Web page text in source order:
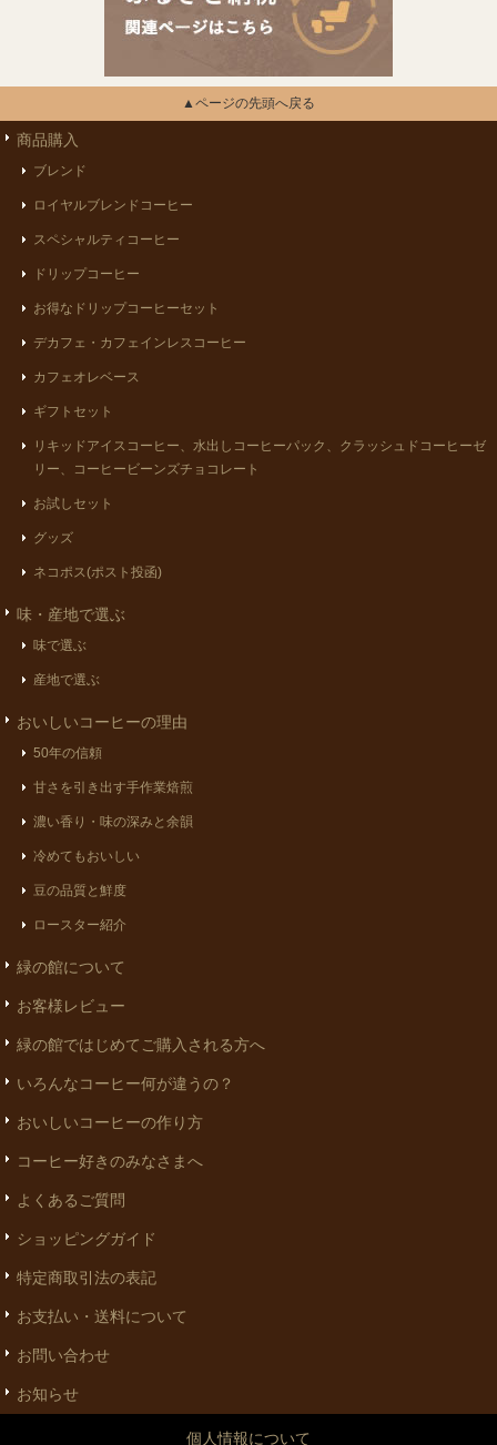
▲ページの先頭へ戻る
商品購入
ブレンド
ロイヤルブレンドコーヒー
スペシャルティコーヒー
ドリップコーヒー
お得なドリップコーヒーセット
デカフェ・カフェインレスコーヒー
カフェオレベース
ギフトセット
リキッドアイスコーヒー、水出しコーヒーパック、クラッシュドコーヒーゼ
リー、コーヒービーンズチョコレート
お試しセット
グッズ
ネコポス(ポスト投函)
味・産地で選ぶ
味で選ぶ
産地で選ぶ
おいしいコーヒーの理由
50年の信頼
甘さを引き出す手作業焙煎
濃い香り・味の深みと余韻
冷めてもおいしい
豆の品質と鮮度
ロースター紹介
緑の館について
お客様レビュー
緑の館ではじめてご購入される方へ
いろんなコーヒー何が違うの？
おいしいコーヒーの作り方
コーヒー好きのみなさまへ
よくあるご質問
ショッピングガイド
特定商取引法の表記
お支払い・送料について
お問い合わせ
お知らせ
個人情報について